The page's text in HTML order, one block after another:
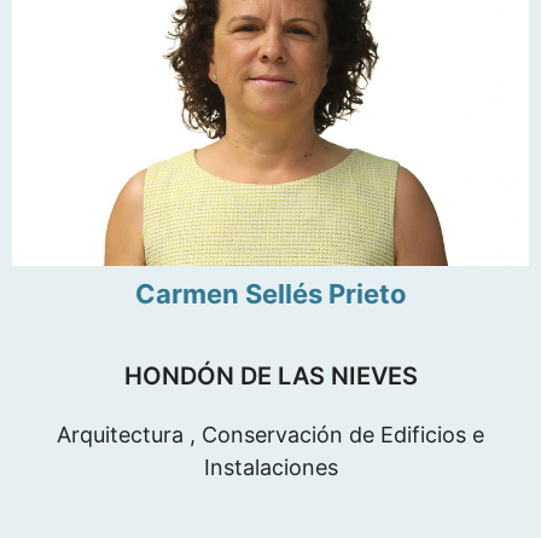
Carmen Sellés Prieto
HONDÓN DE LAS NIEVES
Arquitectura , Conservación de Edificios e
Instalaciones